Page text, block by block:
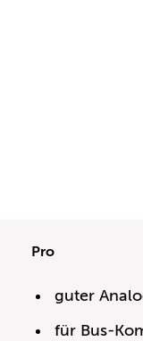
Pro
guter
für Bus-